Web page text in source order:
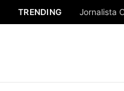
TRENDING Jornalista